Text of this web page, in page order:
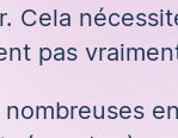
Cela
pas